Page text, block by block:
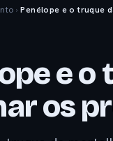
› Penélope e o truque
e
os